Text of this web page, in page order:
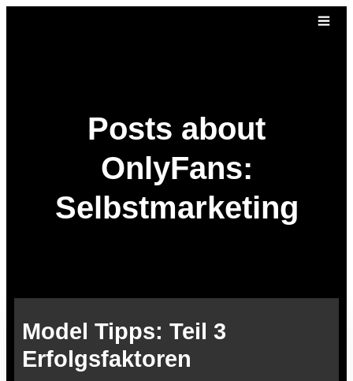
Posts about
OnlyFans:
Selbstmarketing
Model Tipps: Teil 3
Erfolgsfaktoren